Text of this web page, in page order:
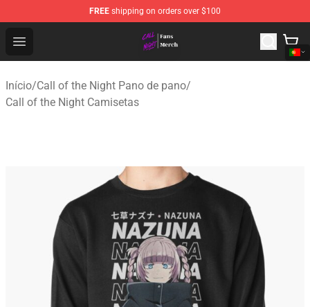
FREE shipping on orders over $100
Open menu
Call of the Night Store - Official Call of the Night
Início/Call of the Night Pano de pano/
Call of the Night Camisetas